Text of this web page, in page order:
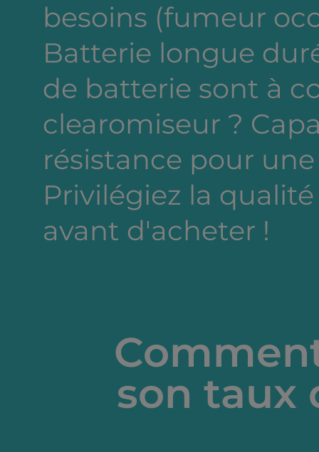
besoins (fumeur
Batterie longue
de batterie sont à
clearomiseur ?
résistance pour
Privilégiez la
avant d'acheter !
son taux